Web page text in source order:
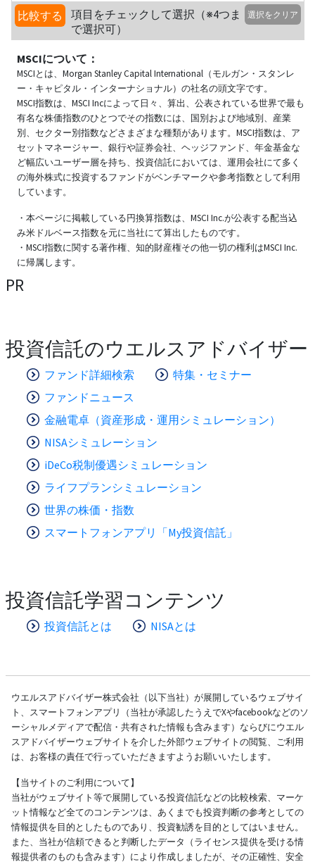
比較する
項目をチェックして選択（※4つま
で選択可）
選択をクリア
MSCIについて：
MSCIとは、Morgan Stanley Capital International（モルガン・スタンレ
ー・キャピタル・インターナショナル）の社名の頭文字です。
MSCI指数は、MSCI Incによって日々、算出、公表されている世界で最も
有名な株価指数のひとつでその指数には、国別および地域別、産業
別、セクター別指数などさまざまな種類があります。MSCI指数は、ア
セットマネージャー、銀行や証券会社、ヘッジファンド、年金基金な
ど幅広いユーザー層を持ち、投資信託においては、運用会社にて多く
の海外株式に投資するファンドがベンチマークや参考指数として利用
しています。
・本ページに掲載している円換算指数は、MSCI Inc.が公表する配当込
み米ドルベース指数を元に当社にて算出したものです。
・MSCI指数に関する著作権、知的財産権その他一切の権利はMSCI Inc.
に帰属します。
PR
投資信託のウエルスアドバイザー
ファンド詳細検索
特集・セミナー
ファンドニュース
金融電卓（資産形成・運用シミュレーション）
NISAシミュレーション
iDeCo税制優遇シミュレーション
ライフプランシミュレーション
世界の株価・指数
スマートフォンアプリ「My投資信託」
投資信託学習コンテンツ
投資信託とは NISAとは
ウエルスアドバイザー株式会社（以下当社）が展開しているウェブサイ
ト、スマートフォンアプリ（当社が承認したうえでXやfacebookなどのソ
ーシャルメディアで配信・共有された情報も含みます）ならびにウエル
スアドバイザーウェブサイトを介した外部ウェブサイトの閲覧、ご利用
は、お客様の責任で行っていただきますようお願いいたします。
【当サイトのご利用について】
当社がウェブサイト等で展開している投資信託などの比較検索、マーケ
ット情報など全てのコンテンツは、あくまでも投資判断の参考としての
情報提供を目的としたものであり、投資勧誘を目的としてはいません。
また、当社が信頼できると判断したデータ（ライセンス提供を受ける情
報提供者のものも含みます）により作成しましたが、その正確性、安全